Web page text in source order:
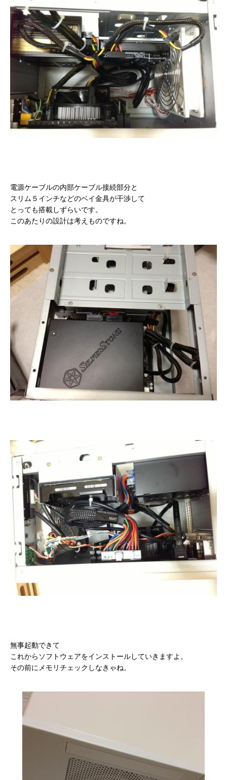
電源ケーブルの内部ケーブル接続部分と
スリム５インチなどのベイ金具が干渉して
とっても搭載しずらいです。
このあたりの設計は考えものですね。
無事起動できて
これからソフトウェアをインストールしていきますよ。
その前にメモリチェックしなきゃね。